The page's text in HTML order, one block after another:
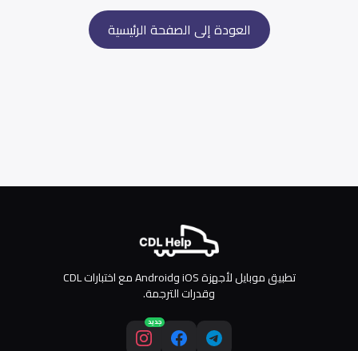
العودة إلى الصفحة الرئيسية
تطبيق موبايل لأجهزة iOS وAndroid مع اختبارات CDL
وقدرات الترجمة.
جديد